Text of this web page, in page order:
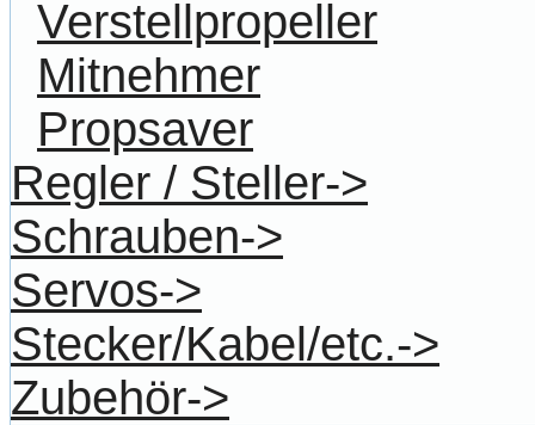
Verstellpropeller
Mitnehmer
Propsaver
Regler / Steller->
Schrauben->
Servos->
Stecker/Kabel/etc.->
Zubehör->